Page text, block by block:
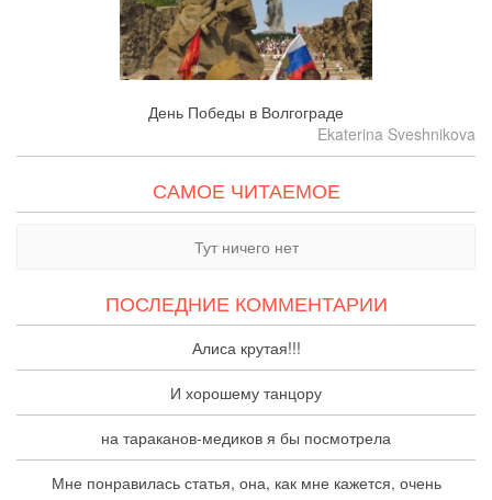
День Победы в Волгограде
Ekaterina Sveshnikova
САМОЕ ЧИТАЕМОЕ
Тут ничего нет
ПОСЛЕДНИЕ КОММЕНТАРИИ
Алиса крутая!!!
И хорошему танцору
на тараканов-медиков я бы посмотрела
Мне понравилась статья, она, как мне кажется, очень